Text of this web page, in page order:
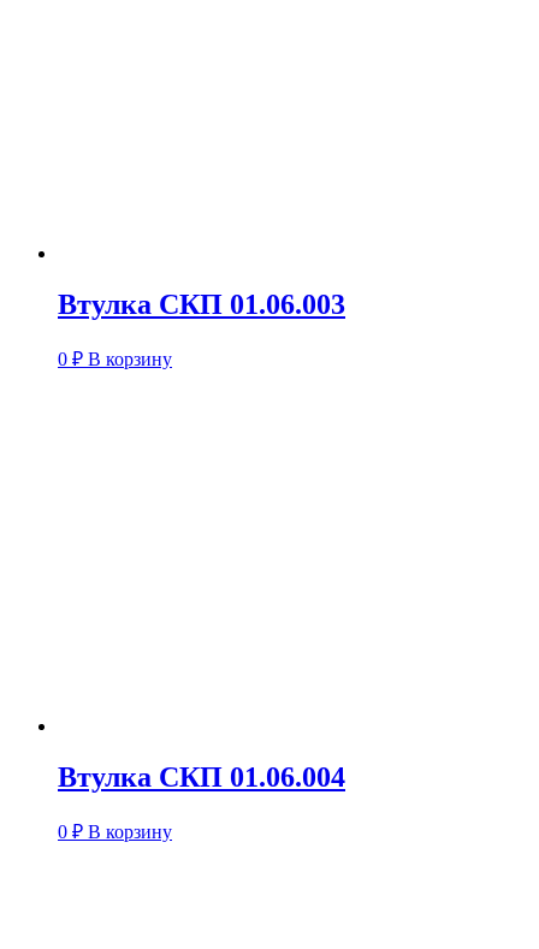
Втулка СКП 01.06.003
0 ₽ В корзину
Втулка СКП 01.06.004
0 ₽ В корзину